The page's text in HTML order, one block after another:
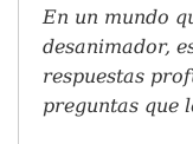
En un mundo
desanimador,
respuestas
preguntas que